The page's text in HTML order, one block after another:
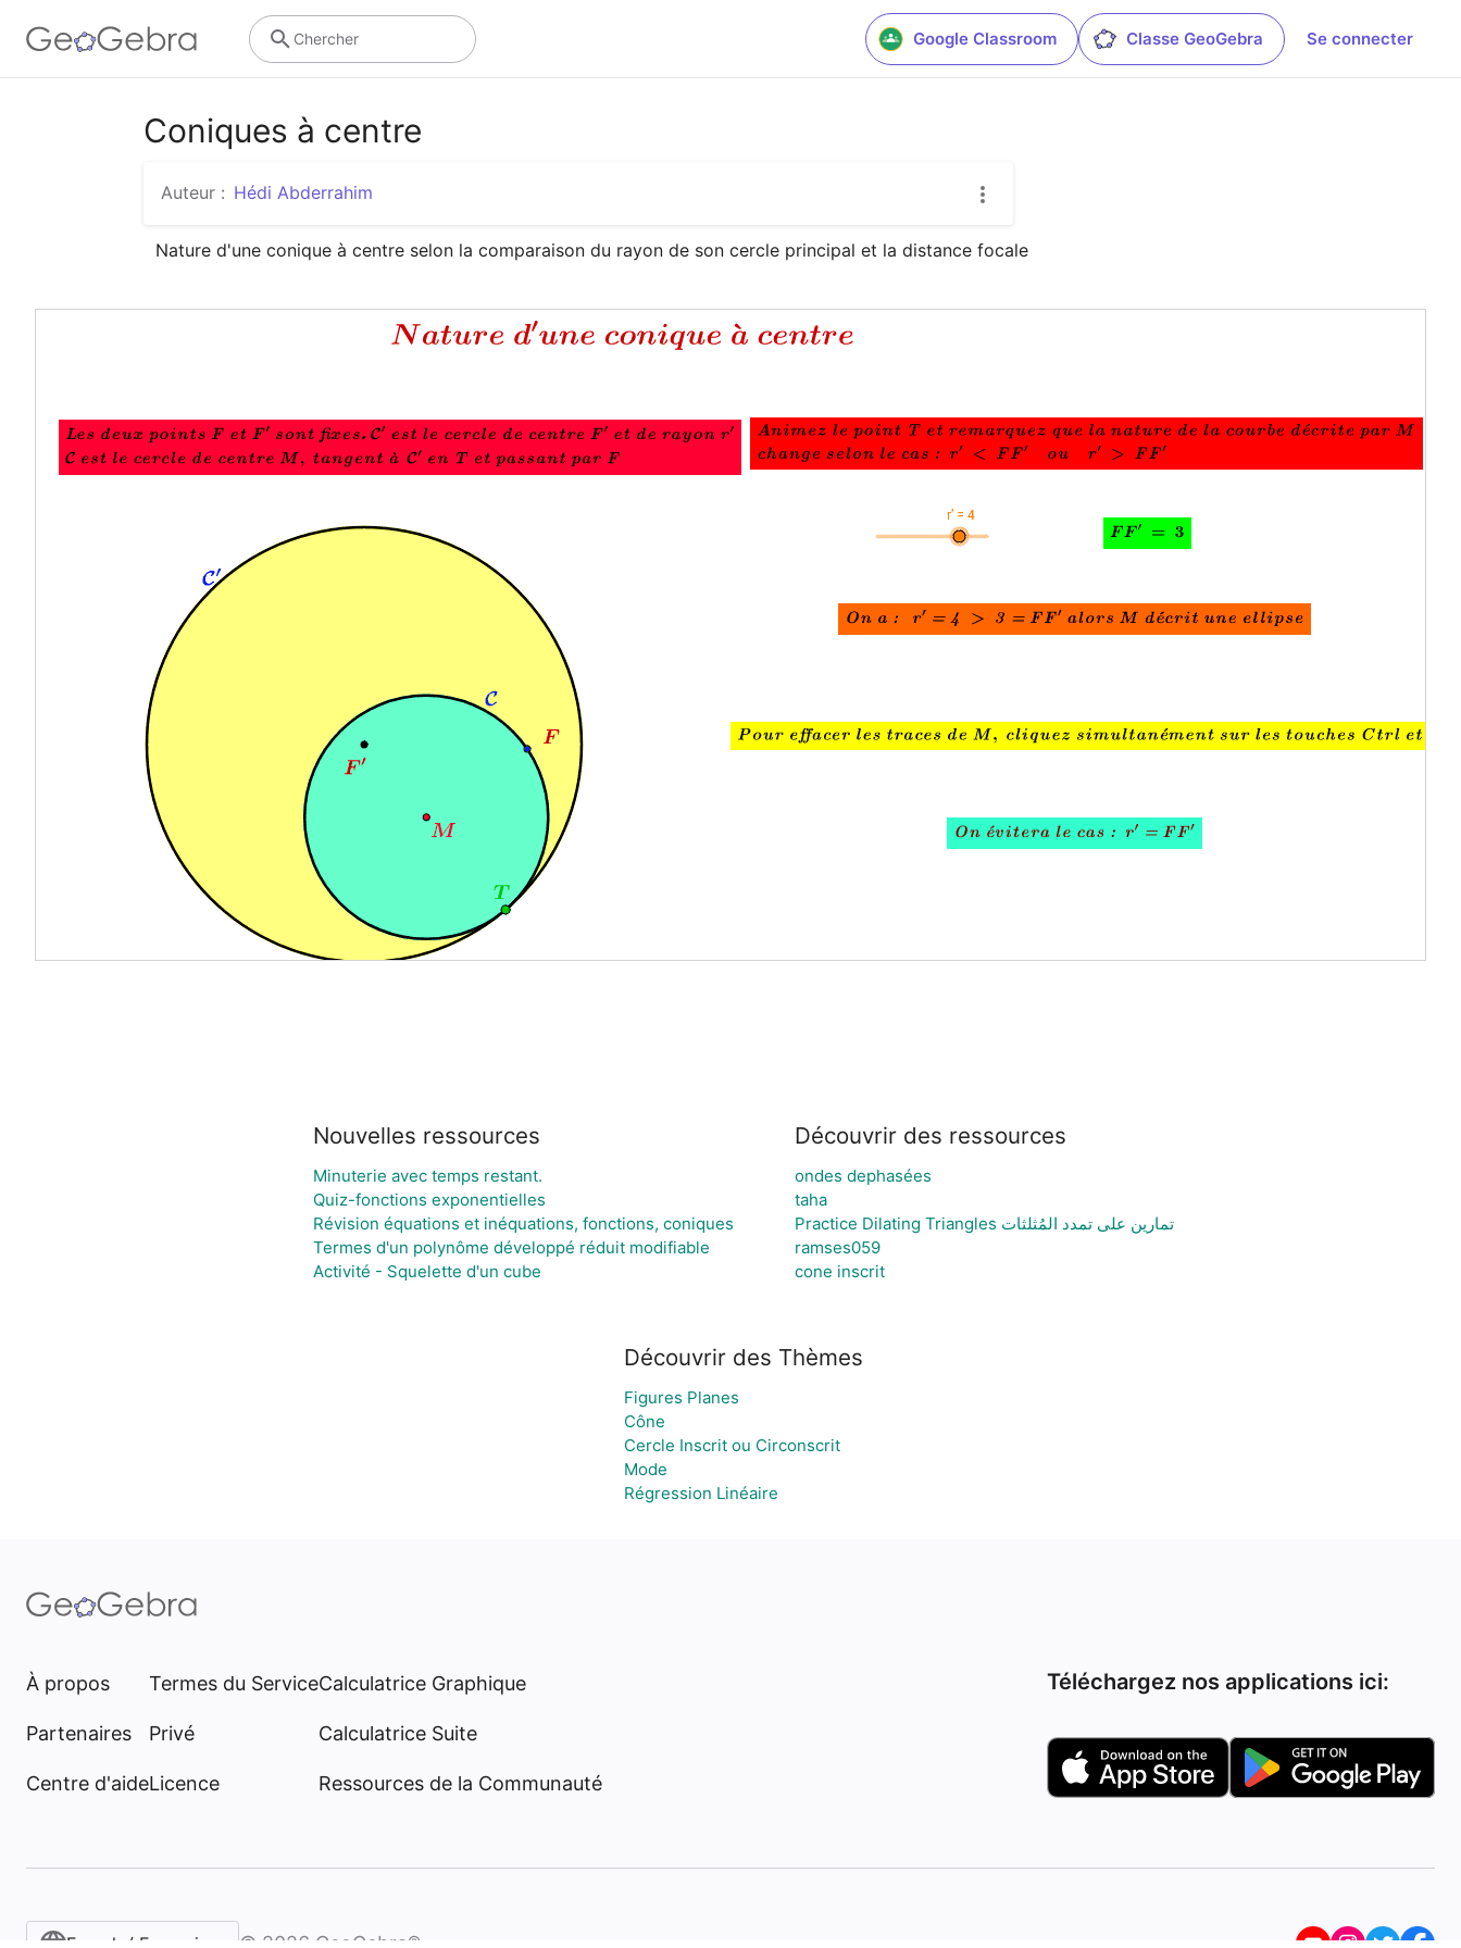
Google Classroom Classe GeoGebra Se connecter
Chercher
Coniques à centre
Auteur : Hédi Abderrahim
Nature d'une conique à centre selon la comparaison du rayon de son cercle principal et la distance focale
Nouvelles ressources
Minuterie avec temps restant.
Quiz-fonctions exponentielles
Révision équations et inéquations, fonctions, coniques
Termes d'un polynôme développé réduit modifiable
Activité - Squelette d'un cube
Découvrir des ressources
ondes dephasées
taha
Practice Dilating Triangles تمارين على تمدد المُثلثات
ramses059
cone inscrit
Découvrir des Thèmes
Figures Planes
Cône
Cercle Inscrit ou Circonscrit
Mode
Régression Linéaire
À propos
Partenaires
Centre d'aide
Termes du Service
Privé
Licence
Calculatrice Graphique
Calculatrice Suite
Ressources de la Communauté
Téléchargez nos applications ici:
French / Français‎ © 2026 GeoGebra®